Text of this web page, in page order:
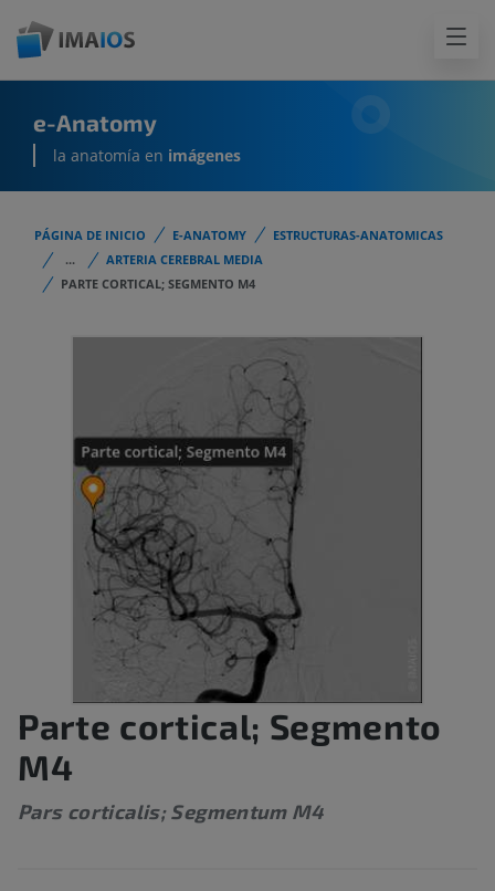
e-Anatomy
la anatomía en imágenes
PÁGINA DE INICIO E-ANATOMY
ESTRUCTURAS-ANATOMICAS
...
ARTERIA CEREBRAL MEDIA
PARTE CORTICAL; SEGMENTO M4
Parte cortical; Segmento
M4
Pars corticalis; Segmentum M4